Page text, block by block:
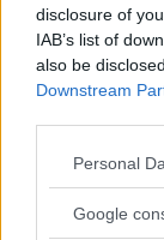
disclosure of
IAB’s list of
also be
Downstream
Please note
not limited to
Personal
Google
con il ragù.
in bianco